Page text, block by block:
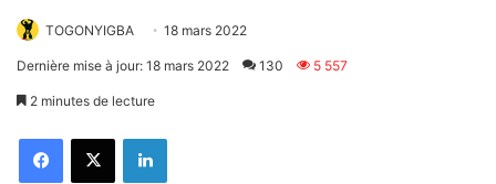
TOGONYIGBA 18 mars 2022
Dernière mise à jour: 18 mars 2022 130 5 557
2 minutes de lecture
FacebookX Linkedin